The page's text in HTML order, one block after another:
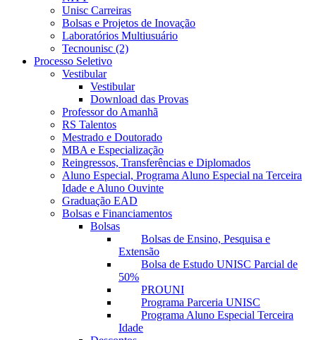
Unisc Carreiras
Bolsas e Projetos de Inovação
Laboratórios Multiusuário
Tecnounisc (2)
Processo Seletivo
Vestibular
Vestibular
Download das Provas
Professor do Amanhã
RS Talentos
Mestrado e Doutorado
MBA e Especialização
Reingressos, Transferências e Diplomados
Aluno Especial, Programa Aluno Especial na Terceira
Idade e Aluno Ouvinte
Graduação EAD
Bolsas e Financiamentos
Bolsas
Bolsas de Ensino, Pesquisa e
Extensão
Bolsa de Estudo UNISC Parcial de
50%
PROUNI
Programa Parceria UNISC
Programa Aluno Especial Terceira
Idade